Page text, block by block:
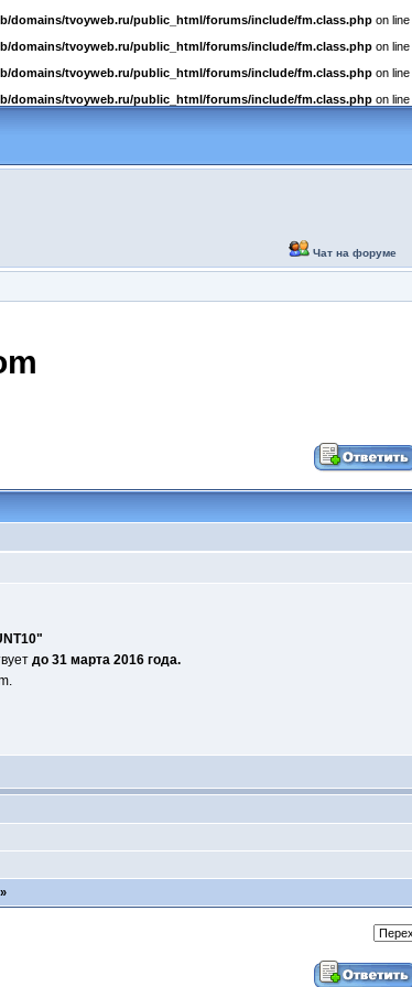
domains/tvoyweb.ru/public_html/forums/include/fm.class.php on line
domains/tvoyweb.ru/public_html/forums/include/fm.class.php on line
domains/tvoyweb.ru/public_html/forums/include/fm.class.php on line
domains/tvoyweb.ru/public_html/forums/include/fm.class.php on line
Чат на форуме
до 31 марта 2016 года.
»